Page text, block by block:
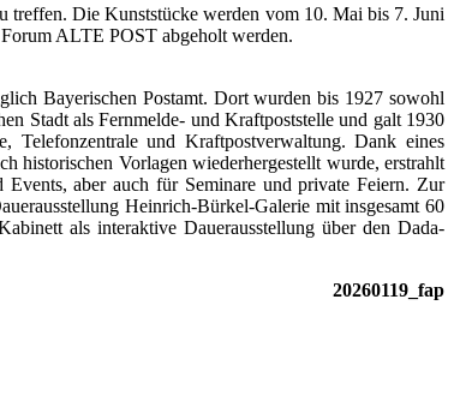
treffen. Die Kunststücke werden vom 10. Mai bis 7. Juni
ALTE POST abgeholt werden.
Bayerischen Postamt. Dort wurden bis 1927 sowohl
Stadt als Fernmelde- und Kraftpoststelle und galt 1930
Telefonzentrale und Kraftpostverwaltung. Dank eines
historischen Vorlagen wiederhergestellt wurde, erstrahlt
aber auch für Seminare und private Feiern. Zur
Heinrich-Bürkel-Galerie mit insgesamt 60
als interaktive Dauerausstellung über den Dada-
20260119_fap